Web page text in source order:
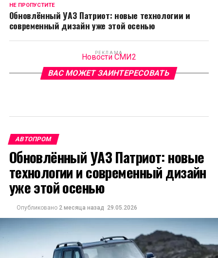
НЕ ПРОПУСТИТЕ
Обновлённый УАЗ Патриот: новые технологии и
современный дизайн уже этой осенью
РЕКЛАМА
Новости СМИ2
ВАС МОЖЕТ ЗАИНТЕРЕСОВАТЬ
АВТОПРОМ
Обновлённый УАЗ Патриот: новые
технологии и современный дизайн
уже этой осенью
Опубликовано 2 месяца назад 29.05.2026